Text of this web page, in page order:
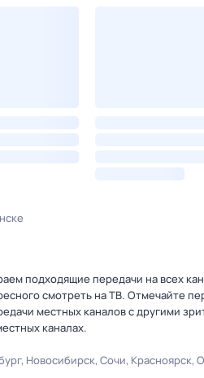
подходящие передачи на всех
смотреть на ТВ. Отмечайте
местных каналов с другими
каналах.
Новосибирск Сочи Красноярск